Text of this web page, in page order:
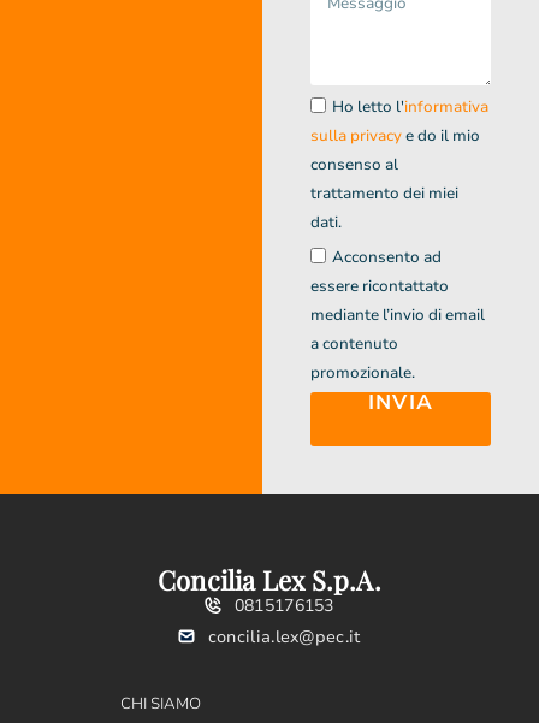
Ho letto l'informativa
sulla privacye do il mio
consenso al
trattamento dei miei
dati.
Acconsento ad
essere ricontattato
mediante l’invio di email
a contenuto
promozionale.
INVIA
Concilia Lex S.p.A.
0815176153
concilia.lex@pec.it
CHI SIAMO